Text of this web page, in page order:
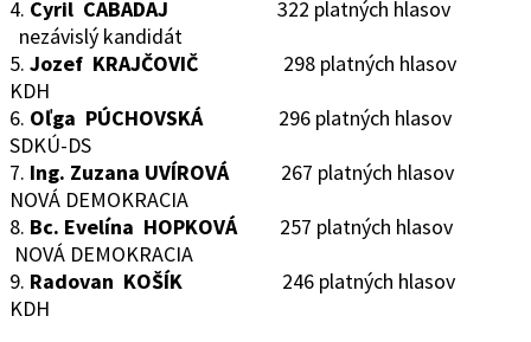
4. Cyril CABADAJ
322 platných hlasov
nezávislý kandidát
5. Jozef KRAJČOVIČ 298 platných hlasov
KDH
6. Oľga PÚCHOVSKÁ
296 platných hlasov
SDKÚ-DS
7. Ing. Zuzana UVÍROVÁ
267 platných hlasov
NOVÁ DEMOKRACIA
8. Bc. Evelína HOPKOVÁ257 platných hlasov
NOVÁ DEMOKRACIA
9. Radovan KOŠÍK
246 platných hlasov
KDH